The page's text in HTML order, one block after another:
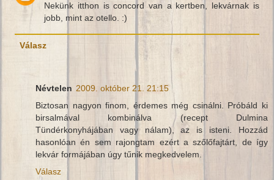
Nekünk itthon is concord van a kertben, lekvárnak is
jobb, mint az otello. :)
Válasz
Névtelen 2009. október 21. 21:15
Biztosan nagyon finom, érdemes még csinálni. Próbáld ki
birsalmával kombinálva (recept Dulmina
Tündérkonyhájában vagy nálam), az is isteni. Hozzád
hasonlóan én sem rajongtam ezért a szőlőfajtárt, de így
lekvár formájában úgy tűnik megkedvelem.
Válasz